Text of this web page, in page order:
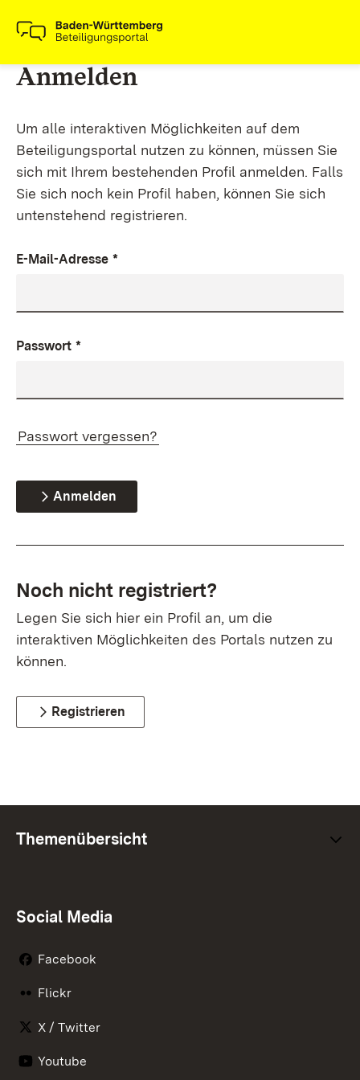
Anmelden
Um alle interaktiven Möglichkeiten auf dem
Beteiligungsportal nutzen zu können, müssen Sie
sich mit Ihrem bestehenden Profil anmelden. Falls
Sie sich noch kein Profil haben, können Sie sich
untenstehend registrieren.
E-Mail-Adresse *
Passwort *
Passwort vergessen?
Anmelden
Noch nicht registriert?
Legen Sie sich hier ein Profil an, um die
interaktiven Möglichkeiten des Portals nutzen zu
können.
Registrieren
Themenübersicht
Social Media
Facebook
Flickr
X / Twitter
Youtube